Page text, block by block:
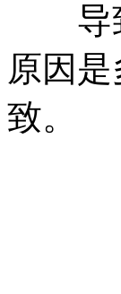
导致
原因
致。